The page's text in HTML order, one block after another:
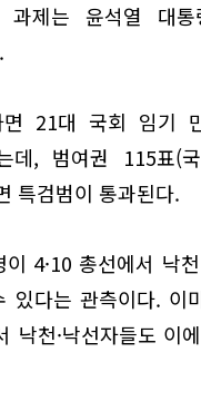
제는 윤석열 대통
21대 국회 임기
데, 범여권 115표(
특검범이 통과된다.
4·10 총선에서 낙
다는 관측이다. 이
낙천·낙선자들도 이